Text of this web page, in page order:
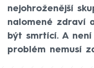
nejohroženější
nalomené zdraví
být smrtící. A
problém nemusí